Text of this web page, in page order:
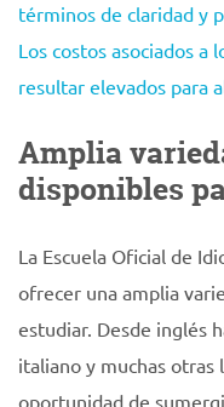
términos de claridad y
Los costos asociados a
resultar elevados para
Amplia
disponibles
La Escuela Oficial de
ofrecer una amplia
estudiar. Desde inglés
italiano y muchas
oportunidad de